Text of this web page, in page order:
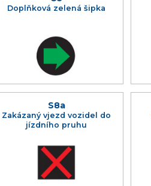
Doplňková zelená šipka
S8a
Zakázaný vjezd vozidel do
jízdního pruhu